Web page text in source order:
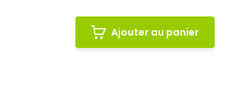
Ajouter au panier